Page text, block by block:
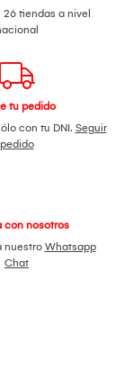
26 tiendas a nivel
tu pedido
con tu DNI. Seguir
pedido
con nosotros
nuestro Whatsapp
Chat